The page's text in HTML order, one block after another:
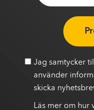
Jag samtycker
använder
skicka
Läs mer om hur